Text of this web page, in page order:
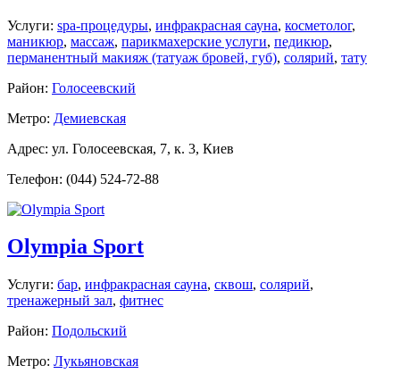
Услуги: spa-процедуры, инфракрасная сауна, косметолог,
маникюр, массаж, парикмахерские услуги, педикюр,
перманентный макияж (татуаж бровей, губ), солярий, тату
Район: Голосеевский
Метро: Демиевская
Адрес: ул. Голосеевская, 7, к. 3, Киев
Телефон: (044) 524-72-88
Olympia Sport
Услуги: бар, инфракрасная сауна, сквош, солярий,
тренажерный зал, фитнес
Район: Подольский
Метро: Лукьяновская